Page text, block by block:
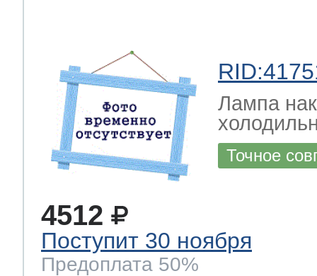
Лампа
Точное
4512
Поступит 30 ноября
Предоплата 50%